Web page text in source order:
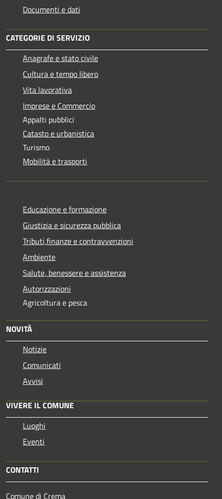
Documenti e dati
CATEGORIE DI SERVIZIO
Anagrafe e stato civile
Cultura e tempo libero
Vita lavorativa
Imprese e Commercio
Appalti pubblici
Catasto e urbanistica
Turismo
Mobilità e trasporti
Educazione e formazione
Giustizia e sicurezza pubblica
Tributi,finanze e contravvenzioni
Ambiente
Salute, benessere e assistenza
Autorizzazioni
Agricoltura e pesca
NOVITÀ
Notizie
Comunicati
Avvisi
VIVERE IL COMUNE
Luoghi
Eventi
CONTATTI
Comune di Crema